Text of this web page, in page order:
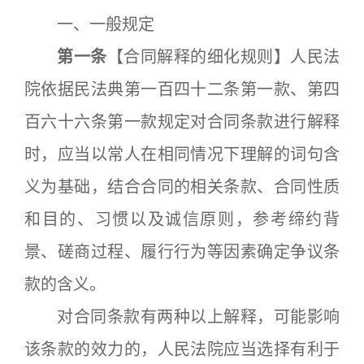
一、一般规定
第一条 【合同解释的细化规则】人民法
院依据民法典第一百四十二条第一款、第四
百六十六条第一款规定对合同条款进行解释
时，应当以常人在相同情况下理解的词句含
义为基础，结合合同的相关条款、合同性质
和目的、习惯以及诚信原则，参考缔约背
景、磋商过程、履行行为等因素确定争议条
款的含义。
对合同条款有两种以上解释，可能影响
该条款的效力的，人民法院应当选择有利于